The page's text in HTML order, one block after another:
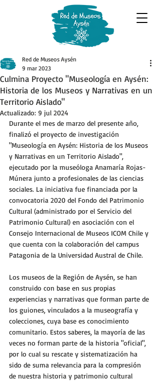
Culmina Proyecto "Museología en Aysén:
Historia de los Museos y Narrativas en un
Territorio Aislado"
Red de Museos Aysén
9 mar 2023
Actualizado: 9 jul 2024
Durante el mes de marzo del presente año,
finalizó el proyecto de investigación
"Museología en Aysén: Historia de los Museos
y Narrativas en un Territorio Aislado",
ejecutado por la museóloga Anamaría Rojas-
Múnera junto a profesionales de las ciencias
sociales. La iniciativa fue financiada por la
convocatoria 2020 del Fondo del Patrimonio
Cultural (administrado por el Servicio del
Patrimonio Cultural) en asociación con el
Consejo Internacional de Museos ICOM Chile y
que cuenta con la colaboración del campus
Patagonia de la Universidad Austral de Chile.
Los museos de la Región de Aysén, se han
construido con base en sus propias
experiencias y narrativas que forman parte de
los guiones, vinculados a la museografía y
colecciones, cuya base es conocimiento
comunitario. Estos saberes, la mayoría de las
veces no forman parte de la historia "oficial",
por lo cual su rescate y sistematización ha
sido de suma relevancia para la compresión
de nuestra historia y patrimonio cultural